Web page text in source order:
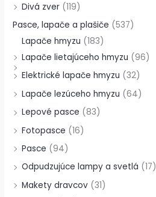
Divá zver (119)
Pasce, lapače a plašiče (537)
Lapače hmyzu (183)
Lapače lietajúceho hmyzu (96)
Elektrické lapače hmyzu (32)
Lapače lezúceho hmyzu (64)
Lepové pasce (83)
Fotopasce (16)
Pasce (94)
Odpudzujúce lampy a svetlá (17)
Makety dravcov (31)